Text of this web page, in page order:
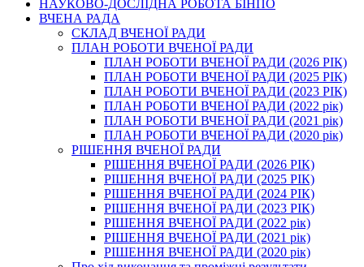
НАУКОВО-ДОСЛІДНА РОБОТА БІНПО
ВЧЕНА РАДА
СКЛАД ВЧЕНОЇ РАДИ
ПЛАН РОБОТИ ВЧЕНОЇ РАДИ
ПЛАН РОБОТИ ВЧЕНОЇ РАДИ (2026 РІК)
ПЛАН РОБОТИ ВЧЕНОЇ РАДИ (2025 РІК)
ПЛАН РОБОТИ ВЧЕНОЇ РАДИ (2023 РІК)
ПЛАН РОБОТИ ВЧЕНОЇ РАДИ (2022 рік)
ПЛАН РОБОТИ ВЧЕНОЇ РАДИ (2021 рік)
ПЛАН РОБОТИ ВЧЕНОЇ РАДИ (2020 рік)
РІШЕННЯ ВЧЕНОЇ РАДИ
РІШЕННЯ ВЧЕНОЇ РАДИ (2026 РІК)
РІШЕННЯ ВЧЕНОЇ РАДИ (2025 РІК)
РІШЕННЯ ВЧЕНОЇ РАДИ (2024 РІК)
РІШЕННЯ ВЧЕНОЇ РАДИ (2023 РІК)
РІШЕННЯ ВЧЕНОЇ РАДИ (2022 рік)
РІШЕННЯ ВЧЕНОЇ РАДИ (2021 рік)
РІШЕННЯ ВЧЕНОЇ РАДИ (2020 рік)